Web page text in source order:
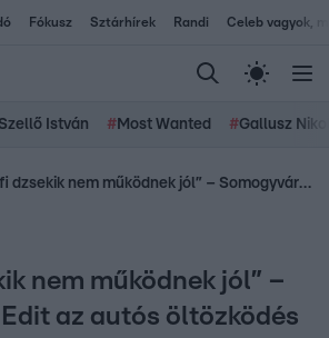
Fókusz Sztárhírek Randi Celeb vagyok,
Szellő István # Most Wanted #Gallusz
„A pufi dzsekik nem működnek jól” – Somogyvári Edit az autós öltözködés rejtelmeiről (X)
nem működnek jól” –
az autós öltözködés